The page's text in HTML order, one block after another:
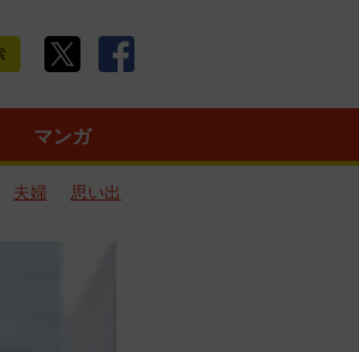
マンガ
夫婦
思い出